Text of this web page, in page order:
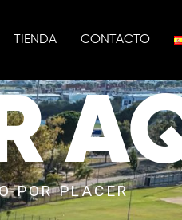
TIENDA CONTACTO
POR PLACER